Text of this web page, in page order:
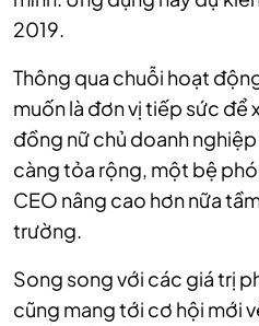
2019.
Thông qua chuỗi hoạt
muốn là đơn vị tiếp sức
đồng nữ chủ doanh
càng tỏa rộng, một bệ
CEO nâng cao hơn nữa
trường.
Song song với các giá trị
cũng mang tới cơ hội mới